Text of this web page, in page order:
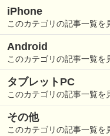
iPhone
このカテゴリの記事一覧を
Android
このカテゴリの記事一覧を
タブレットPC
このカテゴリの記事一覧を
その他
このカテゴリの記事一覧を